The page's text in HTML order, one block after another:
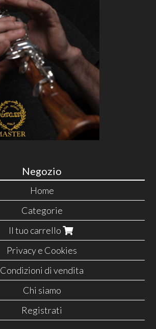
Negozio
Home
Categorie
Il tuo carrello
Privacy e Cookies
Condizioni di vendita
Chi siamo
Registrati